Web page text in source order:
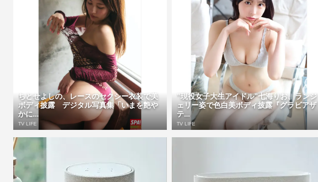
ちとせよしの、レースのセクシー衣装で美
ボディ披露 デジタル写真集「いまを艶や
かに...
TV LIFE
”現役女子大生アイドル”七海りお、ランジ
ェリー姿で色白美ボディ披露『グラビアザ
テ...
TV LIFE